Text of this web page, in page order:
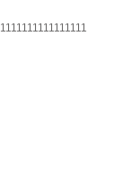
1111111111111111